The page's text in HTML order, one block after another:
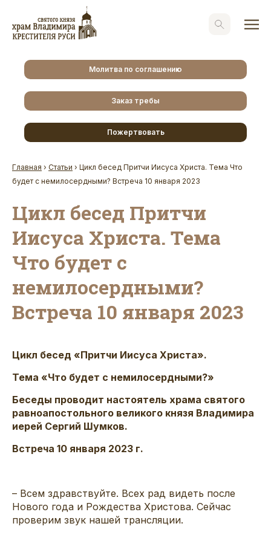
Молитва по соглашению
Заказ требы
Пожертвовать
Главная › Статьи › Цикл бесед Притчи Иисуса Христа. Тема Что
будет с немилосердными? Встреча 10 января 2023
Цикл бесед Притчи
Иисуса Христа. Тема
Что будет с
немилосердными?
Встреча 10 января 2023
Цикл бесед «Притчи Иисуса Христа».
Тема «Что будет с немилосердными?»
Беседы проводит настоятель храма святого
равноапостольного великого князя Владимира
иерей Сергий Шумков.
Встреча 10 января 2023 г.
– Всем здравствуйте. Всех рад видеть после
Нового года и Рождества Христова. Сейчас
проверим звук нашей трансляции.